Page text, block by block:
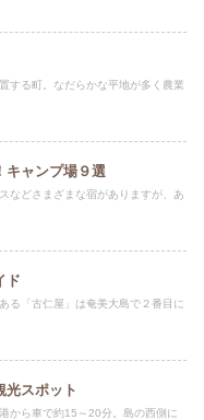
する町。なだらかな平地が多く農業
キャンプ場９選
などさまざまな宿がありますが、あ
ド
る「古仁屋」は奄美大島で２番目に
光スポット
から車で約15～20分。島の西側に